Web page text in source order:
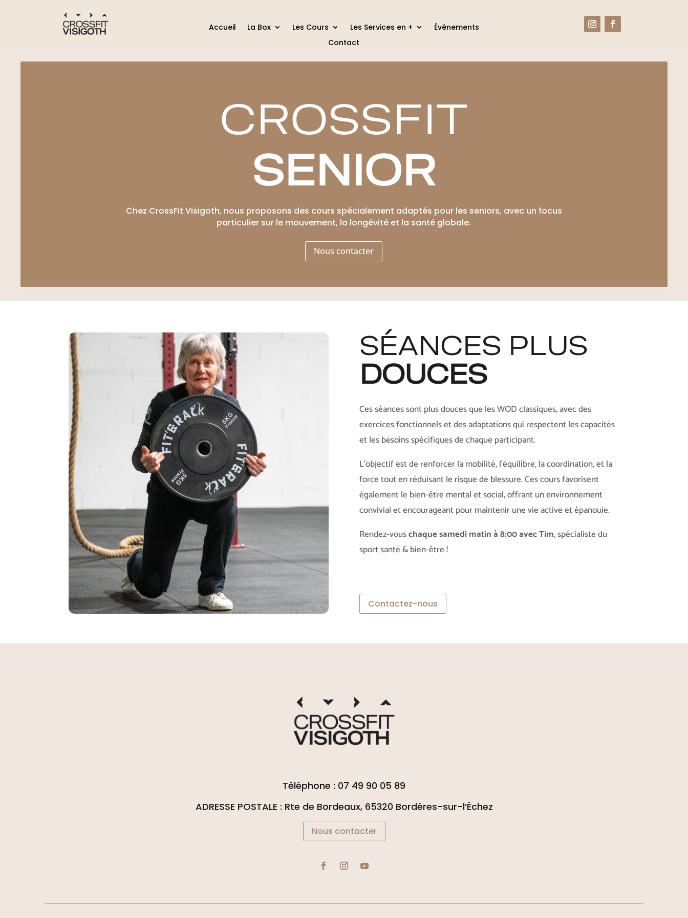
Accueil La Box Les Cours Les Services en +
Événements
Contact
CROSSFIT
SENIOR
Chez CrossFit Visigoth, nous proposons des cours spécialement adaptés pour les seniors, avec un focus
particulier sur le mouvement, la longévité et la santé globale.
Nous contacter
SÉANCES PLUS
DOUCES
Ces séances sont plus douces que les WOD classiques, avec des
exercices fonctionnels et des adaptations qui respectent les capacités
et les besoins spécifiques de chaque participant.
L’objectif est de renforcer la mobilité, l’équilibre, la coordination, et la
force tout en réduisant le risque de blessure. Ces cours favorisent
également le bien-être mental et social, offrant un environnement
convivial et encourageant pour maintenir une vie active et épanouie.
Rendez-vouschaque samedi matin à 8:00 avec Tim, spécialiste du
sport santé & bien-être !
Contactez-nous
Téléphone : 07 49 90 05 89
ADRESSE POSTALE : Rte de Bordeaux, 65320 Bordères-sur-l’Échez
Nous contacter